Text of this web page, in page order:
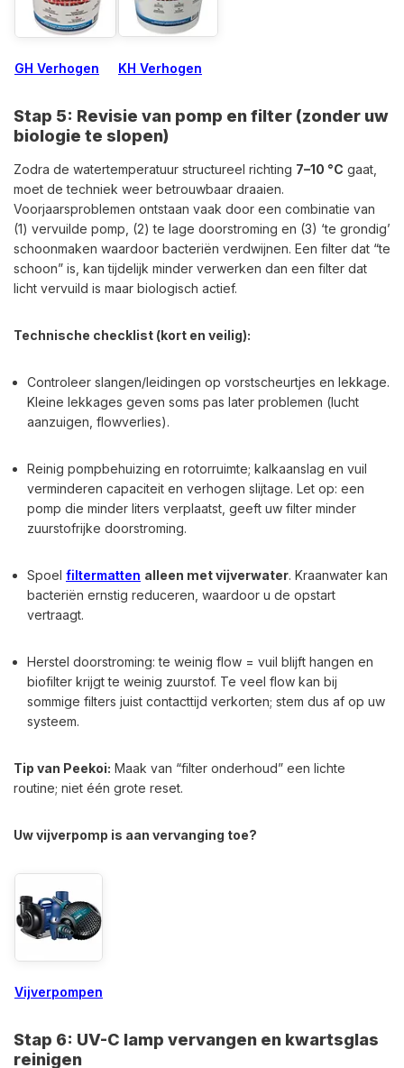
GH Verhogen KH Verhogen
Stap 5: Revisie van pomp en filter (zonder uw
biologie te slopen)
Zodra de watertemperatuur structureel richting 7–10 °C gaat,
moet de techniek weer betrouwbaar draaien.
Voorjaarsproblemen ontstaan vaak door een combinatie van
(1) vervuilde pomp, (2) te lage doorstroming en (3) ‘te grondig’
schoonmaken waardoor bacteriën verdwijnen. Een filter dat “te
schoon” is, kan tijdelijk minder verwerken dan een filter dat
licht vervuild is maar biologisch actief.
Technische checklist (kort en veilig):
Controleer slangen/leidingen op vorstscheurtjes en lekkage.
Kleine lekkages geven soms pas later problemen (lucht
aanzuigen, flowverlies).
Reinig pompbehuizing en rotorruimte; kalkaanslag en vuil
verminderen capaciteit en verhogen slijtage. Let op: een
pomp die minder liters verplaatst, geeft uw filter minder
zuurstofrijke doorstroming.
Spoel filtermatten alleen met vijverwater. Kraanwater kan
bacteriën ernstig reduceren, waardoor u de opstart
vertraagt.
Herstel doorstroming: te weinig flow = vuil blijft hangen en
biofilter krijgt te weinig zuurstof. Te veel flow kan bij
sommige filters juist contacttijd verkorten; stem dus af op uw
systeem.
Tip van Peekoi: Maak van “filter onderhoud” een lichte
routine; niet één grote reset.
Uw vijverpomp is aan vervanging toe?
Vijverpompen
Stap 6: UV-C lamp vervangen en kwartsglas
reinigen